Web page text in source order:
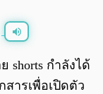
/ 0:00
shorts กำลังได้
สารเพื่อเปิดตัว